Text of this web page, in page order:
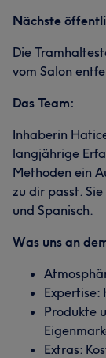
Nächste
Die
vom Salon
Das Team:
Inhaberin
langjährige
Methoden ein
zu dir passt.
und Spanisch.
Was uns an
Expertise:
Produkte
Extras: